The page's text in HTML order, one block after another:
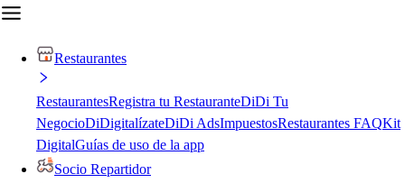
Restaurantes
RestaurantesRegistra tu RestauranteDiDi Tu
NegocioDiDigitalízateDiDi AdsImpuestosRestaurantes FAQKit
DigitalGuías de uso de la app
Socio Repartidor